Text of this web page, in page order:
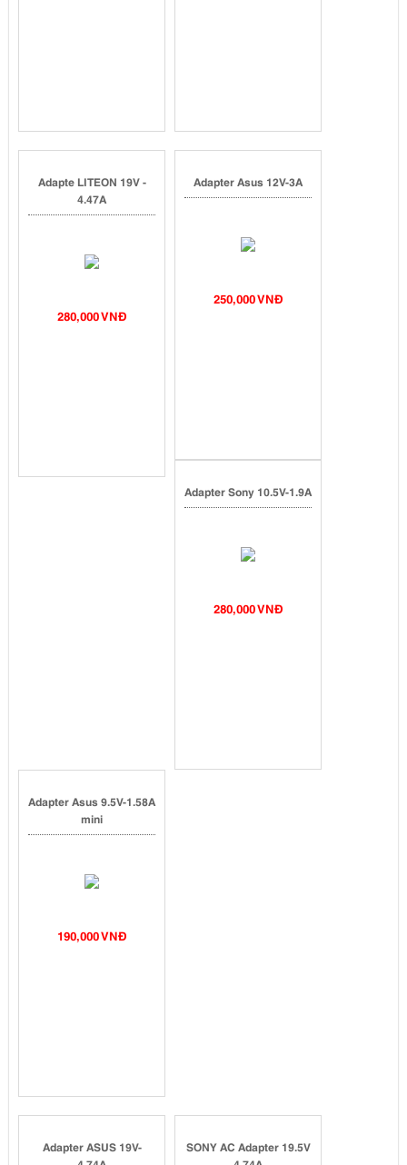
Adapte LITEON 19V -
4.47A
280,000 VNĐ
Adapter Asus 12V-3A
250,000 VNĐ
Adapter Sony 10.5V-1.9A
280,000 VNĐ
Adapter Asus 9.5V-1.58A
mini
190,000 VNĐ
Adapter ASUS 19V-
SONY AC Adapter 19.5V